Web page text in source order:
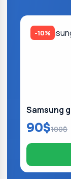
-10%
Samsung
90$100$